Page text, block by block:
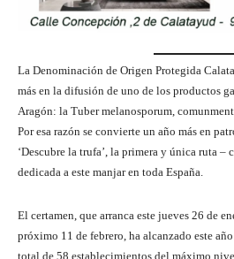
La Denominación de Origen Protegida
más en la difusión de uno de los productos
Aragón: la Tuber melanosporum,
Por esa razón se convierte un año más en
‘Descubre la trufa’, la primera y única ruta –
dedicada a este manjar en toda España.
El certamen, que arranca este jueves 26 de
próximo 11 de febrero, ha alcanzado este
total de 58 establecimientos del máximo